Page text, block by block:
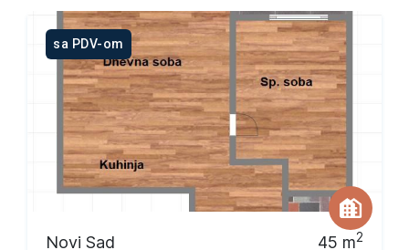
sa PDV-om
Novi Sad 45 m2